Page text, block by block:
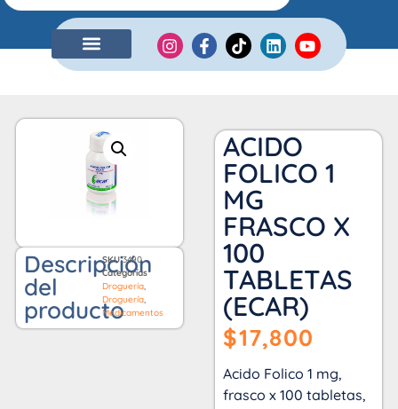
Descripción
del
producto
SKU3490
Categorías
Droguería,
Droguería,
Medicamentos
ACIDO
FOLICO 1
MG
FRASCO X
100
TABLETAS
(ECAR)
$17,800
Acido Folico 1 mg,
frasco x 100 tabletas,